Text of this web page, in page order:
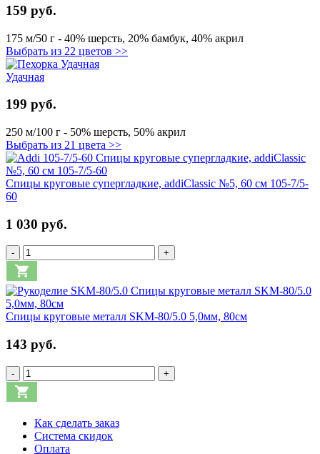
159 руб.
175 м/50 г - 40% шерсть, 20% бамбук, 40% акрил
Выбрать из 22 цветов >>
Удачная
199 руб.
250 м/100 г - 50% шерсть, 50% акрил
Выбрать из 21 цвета >>
Спицы круговые супергладкие, addiClassic №5, 60 см 105-7/5-
60
1 030 руб.
- +
Спицы круговые металл SKM-80/5.0 5,0мм, 80см
143 руб.
- +
Как сделать заказ
Система скидок
Оплата